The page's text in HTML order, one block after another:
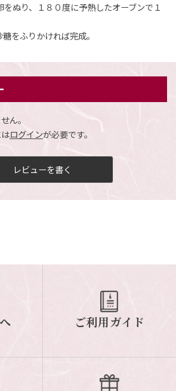
ぬり、１８０度に予熱したオーブンで１
をふりかければ完成。
ん。
ログインが必要です。
レビューを書く
ご利用ガイド